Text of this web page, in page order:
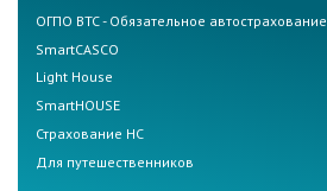
ОГПО ВТС - Обязательное автострахование
SmartCASCO
Light House
SmartHOUSE
Страхование НС
Для путешественников